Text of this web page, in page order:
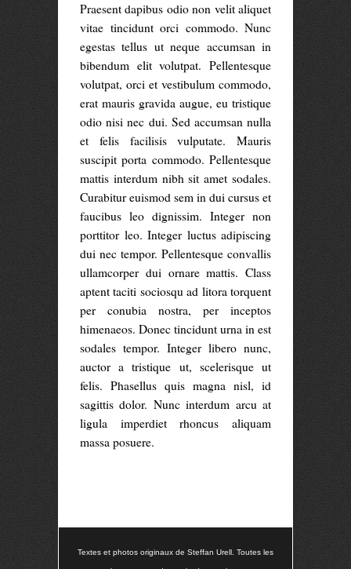
Praesent dapibus odio non velit aliquet
vitae tincidunt orci commodo. Nunc
egestas tellus ut neque accumsan in
bibendum elit volutpat. Pellentesque
volutpat, orci et vestibulum commodo,
erat mauris gravida augue, eu tristique
odio nisi nec dui. Sed accumsan nulla
et felis facilisis vulputate. Mauris
suscipit porta commodo. Pellentesque
mattis interdum nibh sit amet sodales.
Curabitur euismod sem in dui cursus et
faucibus leo dignissim. Integer non
porttitor leo. Integer luctus adipiscing
dui nec tempor. Pellentesque convallis
ullamcorper dui ornare mattis. Class
aptent taciti sociosqu ad litora torquent
per conubia nostra, per inceptos
himenaeos. Donec tincidunt urna in est
sodales tempor. Integer libero nunc,
auctor a tristique ut, scelerisque ut
felis. Phasellus quis magna nisl, id
sagittis dolor. Nunc interdum arcu at
ligula imperdiet rhoncus aliquam
massa posuere.
Textes et photos originaux de Steffan Urell. Toutes les